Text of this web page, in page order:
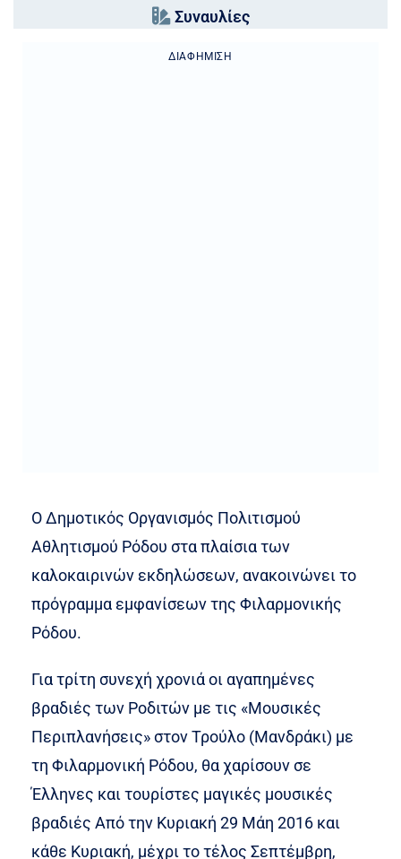
Συναυλίες
ΔΙΑΦΉΜΙΣΗ
Ο Δημοτικός Οργανισμός Πολιτισμού
Αθλητισμού Ρόδου στα πλαίσια των
καλοκαιρινών εκδηλώσεων, ανακοινώνει το
πρόγραμμα εμφανίσεων της Φιλαρμονικής
Ρόδου.
Για τρίτη συνεχή χρονιά οι αγαπημένες
βραδιές των Ροδιτών με τις «Μουσικές
Περιπλανήσεις» στον Τρούλο (Μανδράκι) με
τη Φιλαρμονική Ρόδου, θα χαρίσουν σε
Έλληνες και τουρίστες μαγικές μουσικές
βραδιές Από την Κυριακή 29 Μάη 2016 και
κάθε Κυριακή, μέχρι το τέλος Σεπτέμβρη,